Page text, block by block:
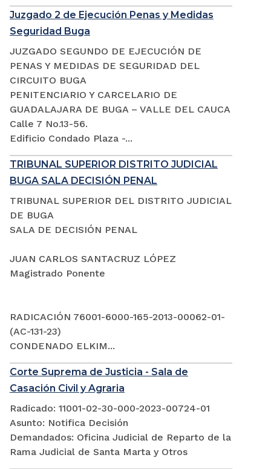
Juzgado 2 de Ejecución Penas y Medidas
Seguridad Buga
JUZGADO SEGUNDO DE EJECUCIÓN DE
PENAS Y MEDIDAS DE SEGURIDAD DEL
CIRCUITO BUGA
PENITENCIARIO Y CARCELARIO DE
GUADALAJARA DE BUGA – VALLE DEL CAUCA
Calle 7 No.13-56.
Edificio Condado Plaza -...
TRIBUNAL SUPERIOR DISTRITO JUDICIAL
BUGA SALA DECISIÓN PENAL
TRIBUNAL SUPERIOR DEL DISTRITO JUDICIAL
DE BUGA
SALA DE DECISIÓN PENAL
JUAN CARLOS SANTACRUZ LÓPEZ
Magistrado Ponente
RADICACIÓN 76001-6000-165-2013-00062-01-
(AC-131-23)
CONDENADO ELKIM...
Corte Suprema de Justicia - Sala de
Casación Civil y Agraria
Radicado: 11001-02-30-000-2023-00724-01
Asunto: Notifica Decisión
Demandados: Oficina Judicial de Reparto de la
Rama Judicial de Santa Marta y Otros